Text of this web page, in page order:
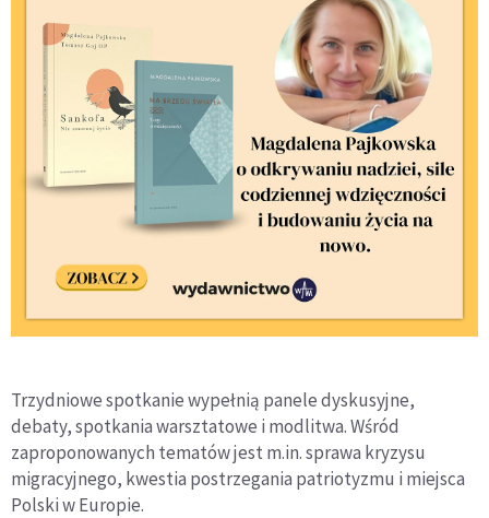
Trzydniowe spotkanie wypełnią panele dyskusyjne,
debaty, spotkania warsztatowe i modlitwa. Wśród
zaproponowanych tematów jest m.in. sprawa kryzysu
migracyjnego, kwestia postrzegania patriotyzmu i miejsca
Polski w Europie.